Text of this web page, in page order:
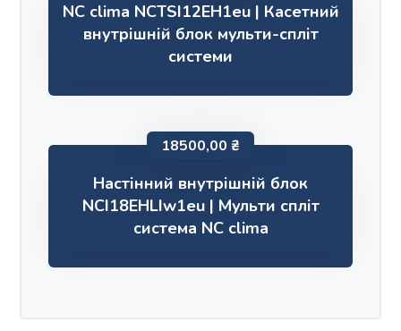
NC clima NCTSI12EH1eu | Касетний
внутрішній блок мульти-спліт
системи
Настінний внутрішній блок
NCI18EHLIw1eu | Мульти спліт
система NC clima
18500,00 ₴